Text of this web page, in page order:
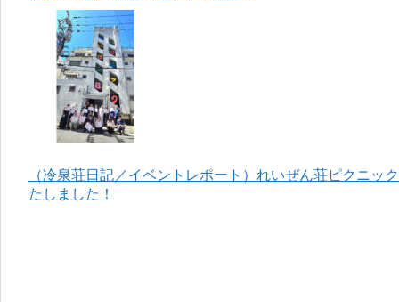
（冷泉荘日記／イベントレポート）れいぜん荘ピクニッ
たしました！